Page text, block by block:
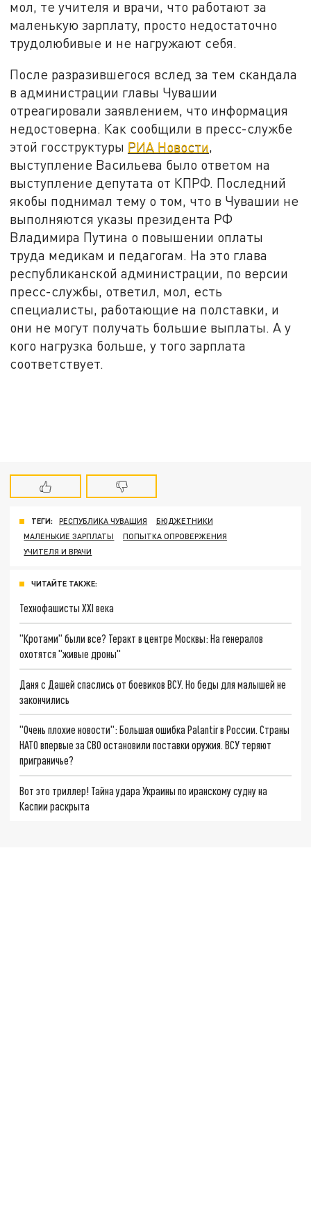
мол, те учителя и врачи, что работают за
маленькую зарплату, просто недостаточно
трудолюбивые и не нагружают себя.
После разразившегося вслед за тем скандала
в администрации главы Чувашии
отреагировали заявлением, что информация
недостоверна. Как сообщили в пресс-службе
этой госструктуры РИА Новости,
выступление Васильева было ответом на
выступление депутата от КПРФ. Последний
якобы поднимал тему о том, что в Чувашии не
выполняются указы президента РФ
Владимира Путина о повышении оплаты
труда медикам и педагогам. На это глава
республиканской администрации, по версии
пресс-службы, ответил, мол, есть
специалисты, работающие на полставки, и
они не могут получать большие выплаты. А у
кого нагрузка больше, у того зарплата
соответствует.
ТЕГИ: РЕСПУБЛИКА ЧУВАШИЯ
БЮДЖЕТНИКИ
МАЛЕНЬКИЕ ЗАРПЛАТЫ
ПОПЫТКА ОПРОВЕРЖЕНИЯ
УЧИТЕЛЯ И ВРАЧИ
ЧИТАЙТЕ ТАКЖЕ:
Технофашисты XXI века
"Кротами" были все? Теракт в центре Москвы: На генералов
охотятся "живые дроны"
Даня с Дашей спаслись от боевиков ВСУ. Но беды для малышей не
закончились
"Очень плохие новости": Большая ошибка Palantir в России. Страны
НАТО впервые за СВО остановили поставки оружия. ВСУ теряют
приграничье?
Вот это триллер! Тайна удара Украины по иранскому судну на
Каспии раскрыта